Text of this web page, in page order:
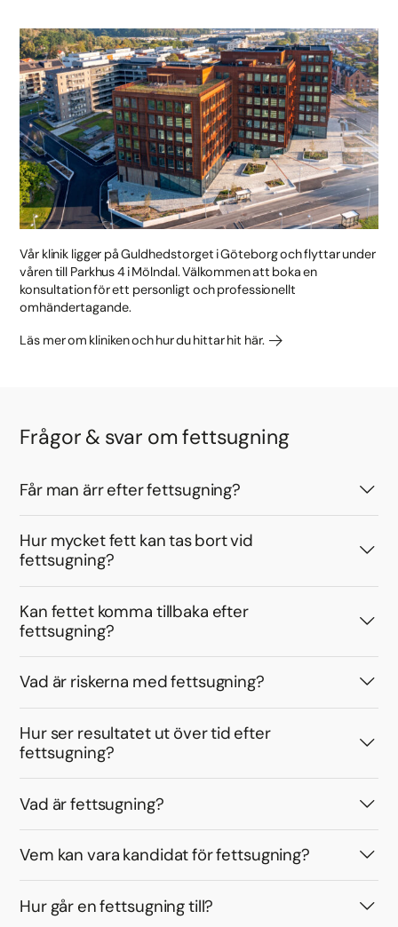
Vår klinik ligger på Guldhedstorget i Göteborg och flyttar under
våren till Parkhus 4 i Mölndal. Välkommen att boka en
konsultation för ett personligt och professionellt
omhändertagande.
Läs mer om kliniken och hur du hittar hit här.
Frågor & svar om fettsugning
Får man ärr efter fettsugning?
Hur mycket fett kan tas bort vid
fettsugning?
Kan fettet komma tillbaka efter
fettsugning?
Vad är riskerna med fettsugning?
Hur ser resultatet ut över tid efter
fettsugning?
Vad är fettsugning?
Vem kan vara kandidat för fettsugning?
Hur går en fettsugning till?